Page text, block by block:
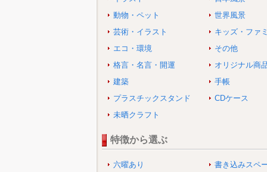
動物・ペット
世界風景
芸術・イラスト
キッズ・ファ
エコ・環境
その他
格言・名言・開運
オリジナル商
建築
手帳
プラスチックスタンド
CDケース
未晒クラフト
特徴から選ぶ
六曜あり
書き込みスペ